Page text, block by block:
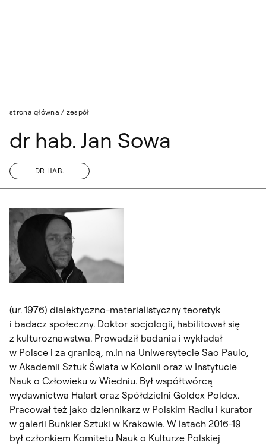
strona główna / zespół
dr hab. Jan Sowa
DR HAB.
(ur. 1976) dialektyczno-materialistyczny teoretyk
i badacz społeczny. Doktor socjologii, habilitował się
z kulturoznawstwa. Prowadził badania i wykładał
w Polsce i za granicą, m.in na Uniwersytecie Sao Paulo,
w Akademii Sztuk Świata w Kolonii oraz w Instytucie
Nauk o Człowieku w Wiedniu. Był współtwórcą
wydawnictwa Ha!art oraz Spółdzielni Goldex Poldex.
Pracował też jako dziennikarz w Polskim Radiu i kurator
w galerii Bunkier Sztuki w Krakowie. W latach 2016-19
był członkiem Komitetu Nauk o Kulturze Polskiej